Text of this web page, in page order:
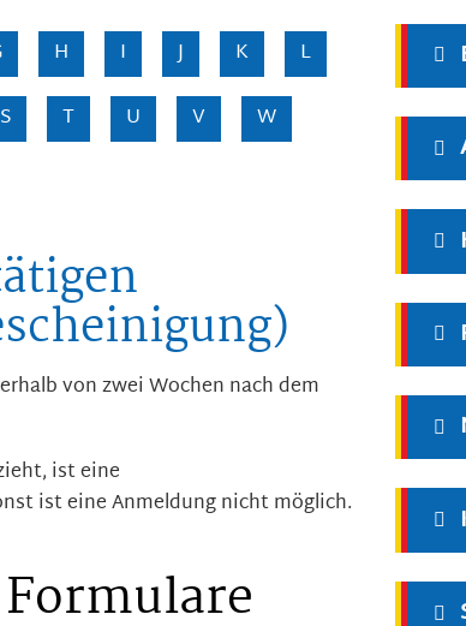
H I J K
L
S T U V
W
von zwei Wochen nach dem
ist eine
ist eine Anmeldung nicht möglich.